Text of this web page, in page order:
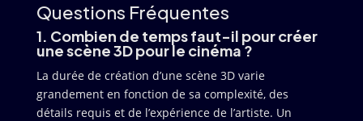
Questions Fréquentes
1. Combien de temps faut-il pour créer
une scène 3D pour le cinéma ?
La durée de création d’une scène 3D varie
grandement en fonction de sa complexité, des
détails requis et de l’expérience de l’artiste. Un